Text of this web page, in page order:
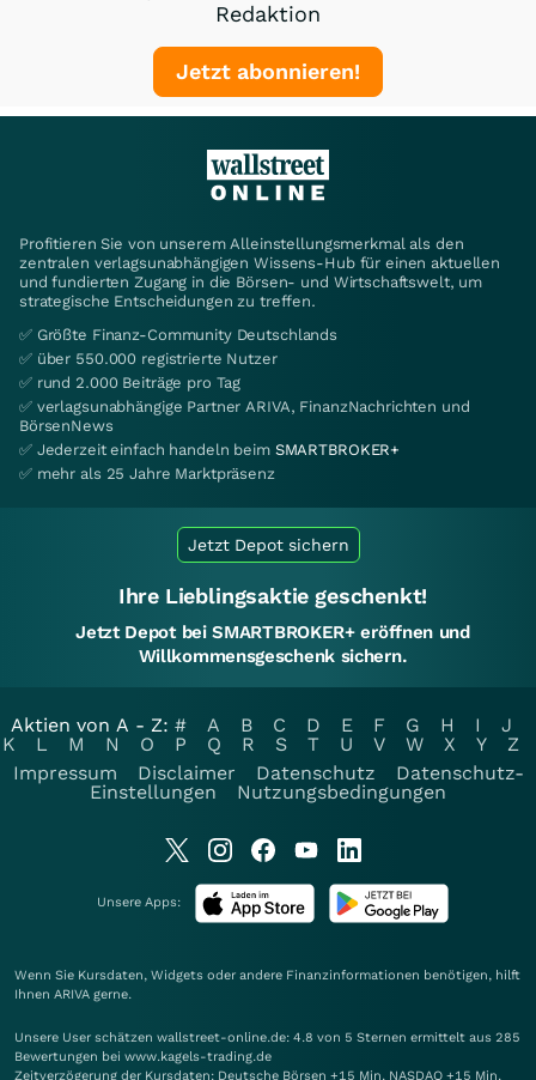
Redaktion
Jetzt abonnieren!
Profitieren Sie von unserem Alleinstellungsmerkmal als den
zentralen verlagsunabhängigen Wissens-Hub für einen aktuellen
und fundierten Zugang in die Börsen- und Wirtschaftswelt, um
strategische Entscheidungen zu treffen.
✅ Größte Finanz-Community Deutschlands
✅ über 550.000 registrierte Nutzer
✅ rund 2.000 Beiträge pro Tag
✅ verlagsunabhängige Partner ARIVA, FinanzNachrichten und
BörsenNews
✅ Jederzeit einfach handeln beim SMARTBROKER+
✅ mehr als 25 Jahre Marktpräsenz
Jetzt Depot sichern
Ihre Lieblingsaktie geschenkt!
Jetzt Depot bei SMARTBROKER+ eröffnen und
Willkommensgeschenk sichern.
Aktien von A - Z: # A B C D E F G H I
J
K
L M N O P Q R S T U V W X Y
Z
Impressum
Disclaimer Datenschutz
Datenschutz-
Einstellungen
Nutzungsbedingungen
Unsere Apps:
Wenn Sie Kursdaten, Widgets oder andere Finanzinformationen benötigen, hilft
Ihnen ARIVA gerne.
Unsere User schätzen wallstreet-online.de: 4.8 von 5 Sternen ermittelt aus 285
Bewertungen bei www.kagels-trading.de
Zeitverzögerung der Kursdaten: Deutsche Börsen +15 Min. NASDAQ +15 Min.